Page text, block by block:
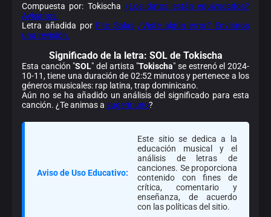
Compuesta por: Tokischa ¿Los datos están equivocados?
Avísanos.
Letra añadida por Fito Salas ¿Viste algún error? Envíanos
una revisión.
Significado de la letra: SOL de Tokischa
Esta canción "SOL" del artista "Tokischa" se estrenó el 2024-
10-11, tiene una duración de 02:52 minutos y pertenece a los
géneros musicales: rap latina, trap dominicano.
Aún no se ha añadido un análisis del significado para esta
canción. ¿Te animas a sugerir uno?
Aviso de Uso Educativo:
Este sitio se dedica a la
educación musical y el
análisis de letras de
canciones. Se proporciona
contenido con fines de
crítica, comentario y
enseñanza, de acuerdo
con las políticas del sitio.